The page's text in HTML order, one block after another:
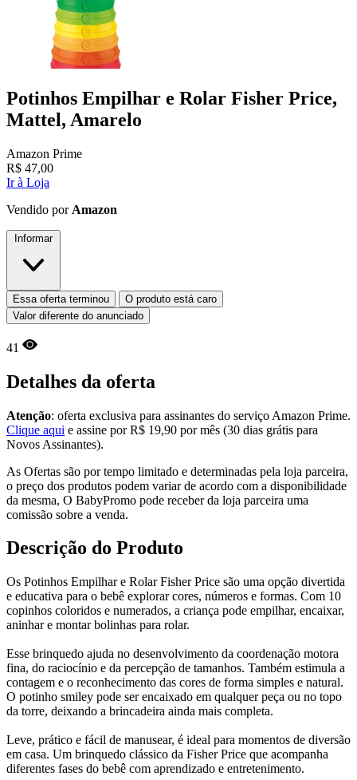
Potinhos Empilhar e Rolar Fisher Price,
Mattel, Amarelo
Amazon Prime
R$ 47,00
Ir à Loja
Vendido por Amazon
Informar
Essa oferta terminou
O produto está caro
Valor diferente do anunciado
41
Detalhes da oferta
Atenção: oferta exclusiva para assinantes do serviço Amazon Prime.
Clique aqui e assine por R$ 19,90 por mês (30 dias grátis para
Novos Assinantes).
As Ofertas são por tempo limitado e determinadas pela loja parceira,
o preço dos produtos podem variar de acordo com a disponibilidade
da mesma, O BabyPromo pode receber da loja parceira uma
comissão sobre a venda.
Descrição do Produto
Os Potinhos Empilhar e Rolar Fisher Price são uma opção divertida
e educativa para o bebê explorar cores, números e formas. Com 10
copinhos coloridos e numerados, a criança pode empilhar, encaixar,
aninhar e montar bolinhas para rolar.
Esse brinquedo ajuda no desenvolvimento da coordenação motora
fina, do raciocínio e da percepção de tamanhos. Também estimula a
contagem e o reconhecimento das cores de forma simples e natural.
O potinho smiley pode ser encaixado em qualquer peça ou no topo
da torre, deixando a brincadeira ainda mais completa.
Leve, prático e fácil de manusear, é ideal para momentos de diversão
em casa. Um brinquedo clássico da Fisher Price que acompanha
diferentes fases do bebê com aprendizado e entretenimento.